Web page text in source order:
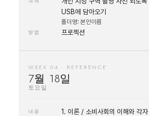
USB에 담아오기
폴더명: 본인이름
방법 프로젝션
WEEK 04 · REFERENCE
7월 18일
토요일
내용
1. 이론 / 소비사회의 이해와 각